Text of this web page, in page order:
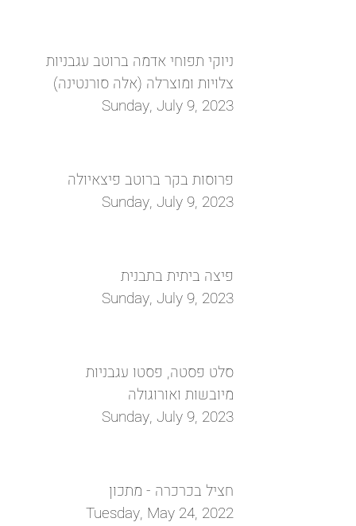
ניוקי תפוחי אדמה ברוטב עגבניות
צלויות ומוצרלה (אלה סורנטינה)
Sunday, July 9, 2023
פרוסות בקר ברוטב פיצאיולה
Sunday, July 9, 2023
פיצה ביתית בתבנית
Sunday, July 9, 2023
סלט פסטה, פסטו עגבניות
מיובשות ואורוגולה
Sunday, July 9, 2023
חציל בכרכרה - מתכון
Tuesday, May 24, 2022